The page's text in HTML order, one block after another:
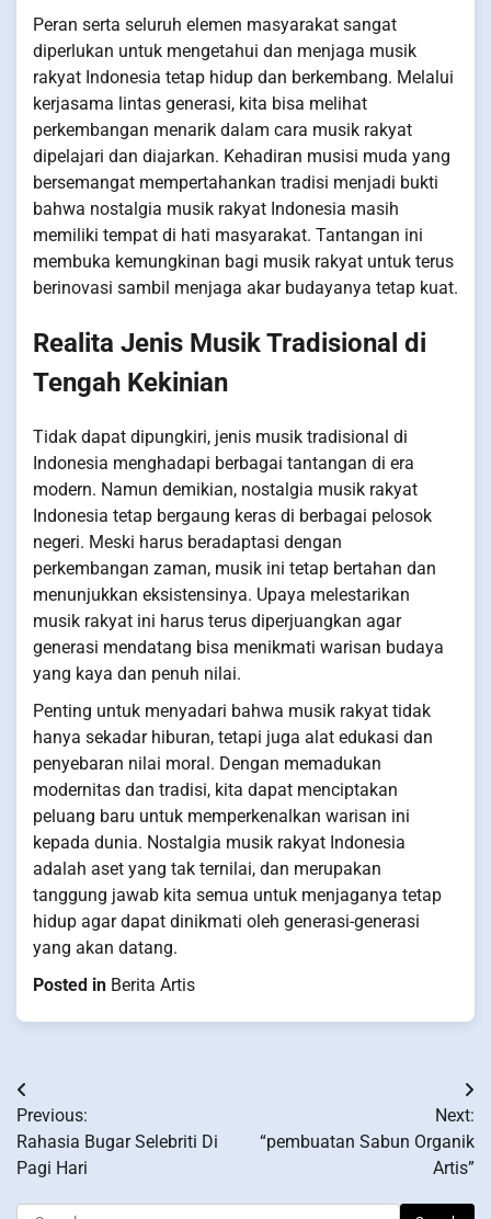
Peran serta seluruh elemen masyarakat sangat
diperlukan untuk mengetahui dan menjaga musik
rakyat Indonesia tetap hidup dan berkembang. Melalui
kerjasama lintas generasi, kita bisa melihat
perkembangan menarik dalam cara musik rakyat
dipelajari dan diajarkan. Kehadiran musisi muda yang
bersemangat mempertahankan tradisi menjadi bukti
bahwa nostalgia musik rakyat Indonesia masih
memiliki tempat di hati masyarakat. Tantangan ini
membuka kemungkinan bagi musik rakyat untuk terus
berinovasi sambil menjaga akar budayanya tetap kuat.
Realita Jenis Musik Tradisional di
Tengah Kekinian
Tidak dapat dipungkiri, jenis musik tradisional di
Indonesia menghadapi berbagai tantangan di era
modern. Namun demikian, nostalgia musik rakyat
Indonesia tetap bergaung keras di berbagai pelosok
negeri. Meski harus beradaptasi dengan
perkembangan zaman, musik ini tetap bertahan dan
menunjukkan eksistensinya. Upaya melestarikan
musik rakyat ini harus terus diperjuangkan agar
generasi mendatang bisa menikmati warisan budaya
yang kaya dan penuh nilai.
Penting untuk menyadari bahwa musik rakyat tidak
hanya sekadar hiburan, tetapi juga alat edukasi dan
penyebaran nilai moral. Dengan memadukan
modernitas dan tradisi, kita dapat menciptakan
peluang baru untuk memperkenalkan warisan ini
kepada dunia. Nostalgia musik rakyat Indonesia
adalah aset yang tak ternilai, dan merupakan
tanggung jawab kita semua untuk menjaganya tetap
hidup agar dapat dinikmati oleh generasi-generasi
yang akan datang.
Posted in Berita Artis
Post
navigation
Previous:
Rahasia Bugar Selebriti Di
Pagi Hari
Next:
“pembuatan Sabun Organik
Artis”